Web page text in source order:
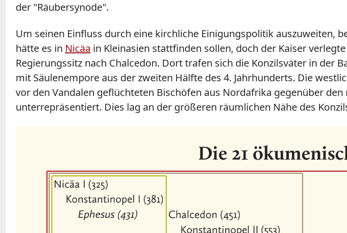
der "Räubersynode".
Um seinen Einfluss durch eine kirchliche Einigungspolitik auszuweiten,
hätte es in Nicäa in Kleinasien stattfinden sollen, doch der Kaiser
Regierungssitz nach Chalcedon. Dort trafen sich die Konzilsväter in der
mit Säulenempore aus der zweiten Hälfte des 4. Jahrhunderts. Die
vor den Vandalen geflüchteten Bischöfen aus Nordafrika gegenüber
unterrepräsentiert. Dies lag an der größeren räumlichen Nähe des